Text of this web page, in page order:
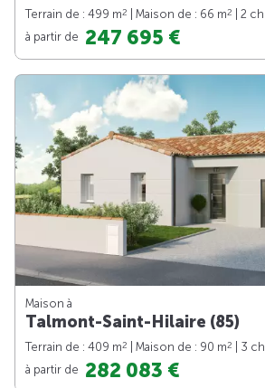
Terrain de : 499 m2 | Maison de : 66 m2
| 2 ch.
à partir de 247 695 €
Maison à
Talmont-Saint-Hilaire (85)
Terrain de : 409 m2 | Maison de : 90 m2
| 3 ch.
à partir de 282 083 €